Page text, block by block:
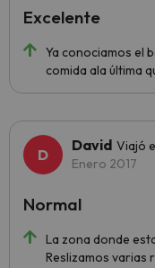
Ya conociamos el
comida ala última
Excelente
David Viajó
Enero 2017
La zona donde
Reslizamos varias
Normal